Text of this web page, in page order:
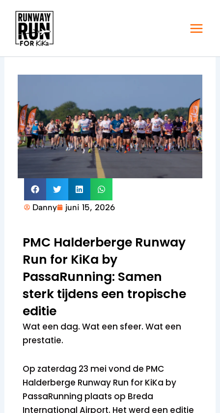
inhoud
Danny juni 15, 2026
PMC Halderberge Runway
Run for KiKa by
PassaRunning: Samen
sterk tijdens een tropische
editie
Wat een dag. Wat een sfeer. Wat een
prestatie.
Op zaterdag 23 mei vond de PMC
Halderberge Runway Run for KiKa by
PassaRunning plaats op Breda
International Airport. Het werd een editie